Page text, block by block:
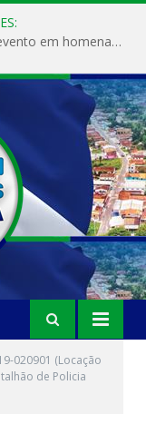
Prefeitura de Magalhães Barata realiza evento em homenagem ao Dia Internacional da Mulher
020901 (Locação
de Policia